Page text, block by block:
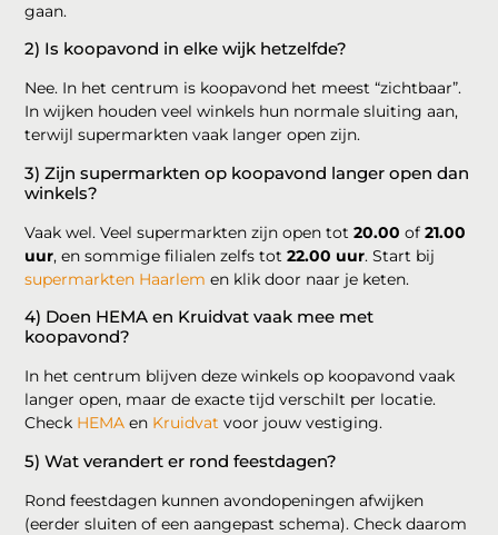
gaan.
2) Is koopavond in elke wijk hetzelfde?
Nee. In het centrum is koopavond het meest “zichtbaar”.
In wijken houden veel winkels hun normale sluiting aan,
terwijl supermarkten vaak langer open zijn.
3) Zijn supermarkten op koopavond langer open dan
winkels?
Vaak wel. Veel supermarkten zijn open tot20.00 of21.00
uur, en sommige filialen zelfs tot22.00 uur. Start bij
supermarkten Haarlem en klik door naar je keten.
4) Doen HEMA en Kruidvat vaak mee met
koopavond?
In het centrum blijven deze winkels op koopavond vaak
langer open, maar de exacte tijd verschilt per locatie.
Check HEMA en Kruidvat voor jouw vestiging.
5) Wat verandert er rond feestdagen?
Rond feestdagen kunnen avondopeningen afwijken
(eerder sluiten of een aangepast schema). Check daarom